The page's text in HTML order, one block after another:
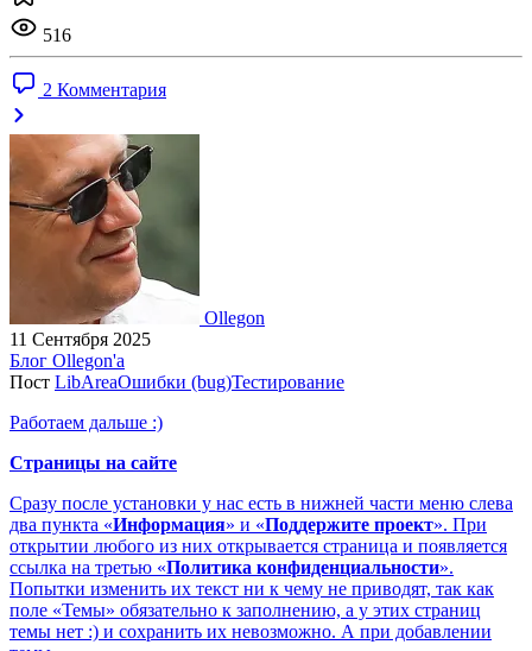
516
2 Комментария
Ollegon
11 Сентября 2025
Блог Ollegon'a
Пост LibAreaОшибки (bug)Тестирование
Работаем дальше :)
Страницы на сайте
Сразу после установки у нас есть в нижней части меню слева
два пункта «Информация» и «Поддержите проект». При
открытии любого из них открывается страница и появляется
ссылка на третью «Политика конфиденциальности».
Попытки изменить их текст ни к чему не приводят, так как
поле «Темы» обязательно к заполнению, а у этих страниц
темы нет :) и сохранить их невозможно. А при добавлении